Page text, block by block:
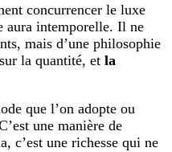
concurrencer le luxe
aura intemporelle. Il ne
mais d’une philosophie
sur la quantité, et la
que l’on adopte ou
une manière de
c’est une richesse qui ne